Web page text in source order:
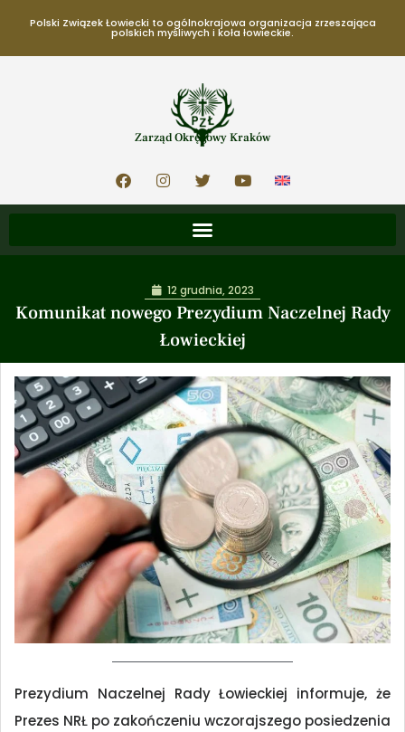
Polski Związek Łowiecki to ogólnokrajowa organizacja zrzeszająca
polskich myśliwych i koła łowieckie.
Zarząd Okręgowy Kraków
Komunikat nowego Prezydium Naczelnej Rady
Łowieckiej
12 grudnia, 2023
Prezydium Naczelnej Rady Łowieckiej informuje, że
Prezes NRŁ po zakończeniu wczorajszego posiedzenia